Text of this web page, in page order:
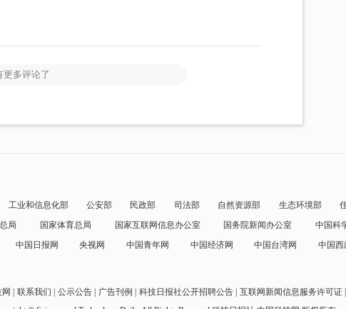
更多评论了
工业和信息化部 公安部 民政部 司法部 自然资源部 生态环境部
局
国家体育总局 国家互联网信息办公室 国务院新闻办公室 中国科
中国日报网
央视网 中国青年网 中国经济网 中国台湾网 中国西
联系我们 公示公告 广告刊例 科技日报社公开招聘公告 互联网新闻信息服务许可证